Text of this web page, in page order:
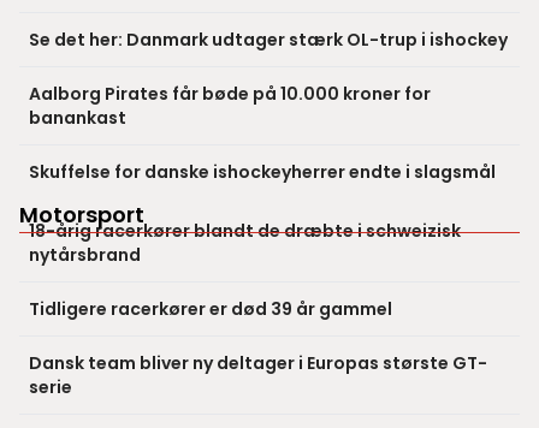
Se det her: Danmark udtager stærk OL-trup i ishockey
Aalborg Pirates får bøde på 10.000 kroner for
banankast
Skuffelse for danske ishockeyherrer endte i slagsmål
Motorsport
18-årig racerkører blandt de dræbte i schweizisk
nytårsbrand
Tidligere racerkører er død 39 år gammel
Dansk team bliver ny deltager i Europas største GT-
serie